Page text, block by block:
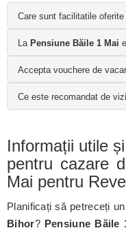
Care sunt facilitatile oferite
La Pensiune Băile 1 Mai
Accepta vouchere de
Ce este recomandat de
Informații utile
pentru cazare
Mai pentru
Planificați să petreceți un
Bihor? Pensiune Băile